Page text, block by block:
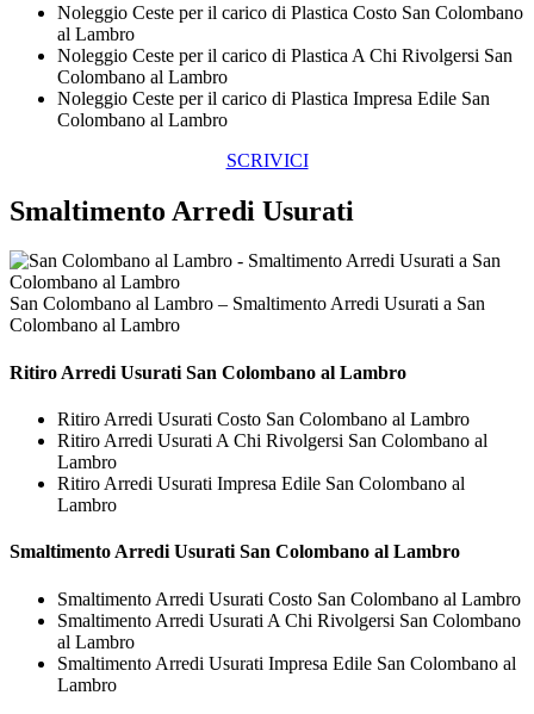
Noleggio Ceste per il carico di Plastica Costo San Colombano
al Lambro
Noleggio Ceste per il carico di Plastica A Chi Rivolgersi San
Colombano al Lambro
Noleggio Ceste per il carico di Plastica Impresa Edile San
Colombano al Lambro
SCRIVICI
Smaltimento Arredi Usurati
San Colombano al Lambro – Smaltimento Arredi Usurati a San
Colombano al Lambro
Ritiro Arredi Usurati San Colombano al Lambro
Ritiro Arredi Usurati Costo San Colombano al Lambro
Ritiro Arredi Usurati A Chi Rivolgersi San Colombano al
Lambro
Ritiro Arredi Usurati Impresa Edile San Colombano al
Lambro
Smaltimento Arredi Usurati San Colombano al Lambro
Smaltimento Arredi Usurati Costo San Colombano al Lambro
Smaltimento Arredi Usurati A Chi Rivolgersi San Colombano
al Lambro
Smaltimento Arredi Usurati Impresa Edile San Colombano al
Lambro